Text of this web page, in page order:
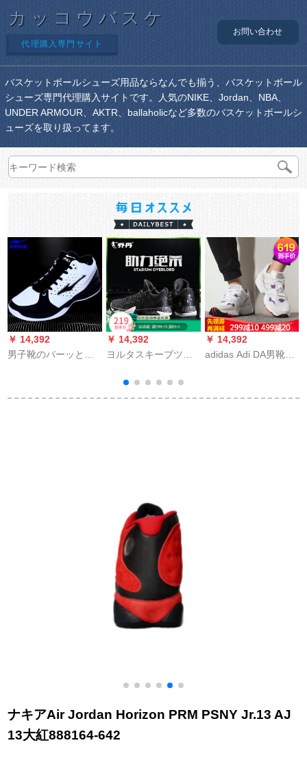
カッコウバスケ
代理購入専門サイト
お問い合わせ
バスケットボールシューズ用品ならなんでも揃う、バスケットボール
シューズ専門代理購入サイトです。人気のNIKE、Jordan、NBA、
UNDER ARMOUR、AKTR、ballaholicなど多数のバスケットボールシ
ューズを取り扱ってます。
￥ 14,392
男子靴のバーッとボ
えます。滑り止めの
￥ 14,392
ヨルタスキーブツ男
耗専门运动靴通気快
适网布靴ファン外野
￥ 14,392
adidas Adi DA男靴
ケムDB 2601 41
ナキアAir Jordan Horizon PRM PSNY Jr.13 AJ
13大紅888164-642